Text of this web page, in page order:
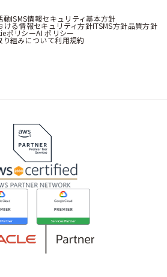
動ISMS情報セキュリティ基本方針
ける情報セキュリティ方針ITSMS方針品質方針
ポリシーAI ポリシー
り組みについて利用規約